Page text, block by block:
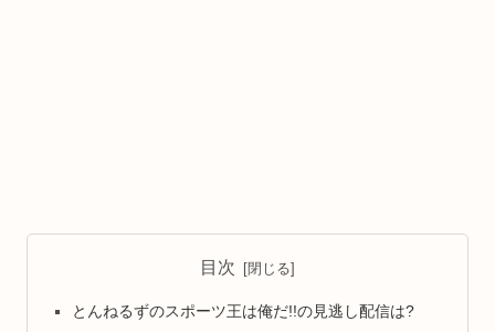
目次
とんねるずのスポーツ王は俺だ!!の見逃し配信は?